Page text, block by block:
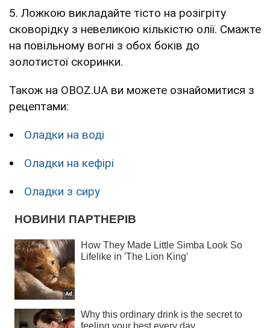
5. Ложкою викладайте тісто на розігріту
сковорідку з невеликою кількістю олії. Смажте
на повільному вогні з обох боків до
золотистої скоринки.
Також на OBOZ.UA ви можете ознайомитися з
рецептами:
Оладки на воді
Оладки на кефірі
Оладки з сиру